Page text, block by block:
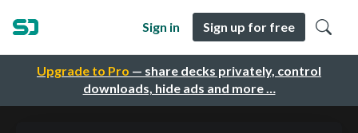
Upgrade to Pro — share decks privately, control
downloads, hide ads and more …
Sign in Sign up for free